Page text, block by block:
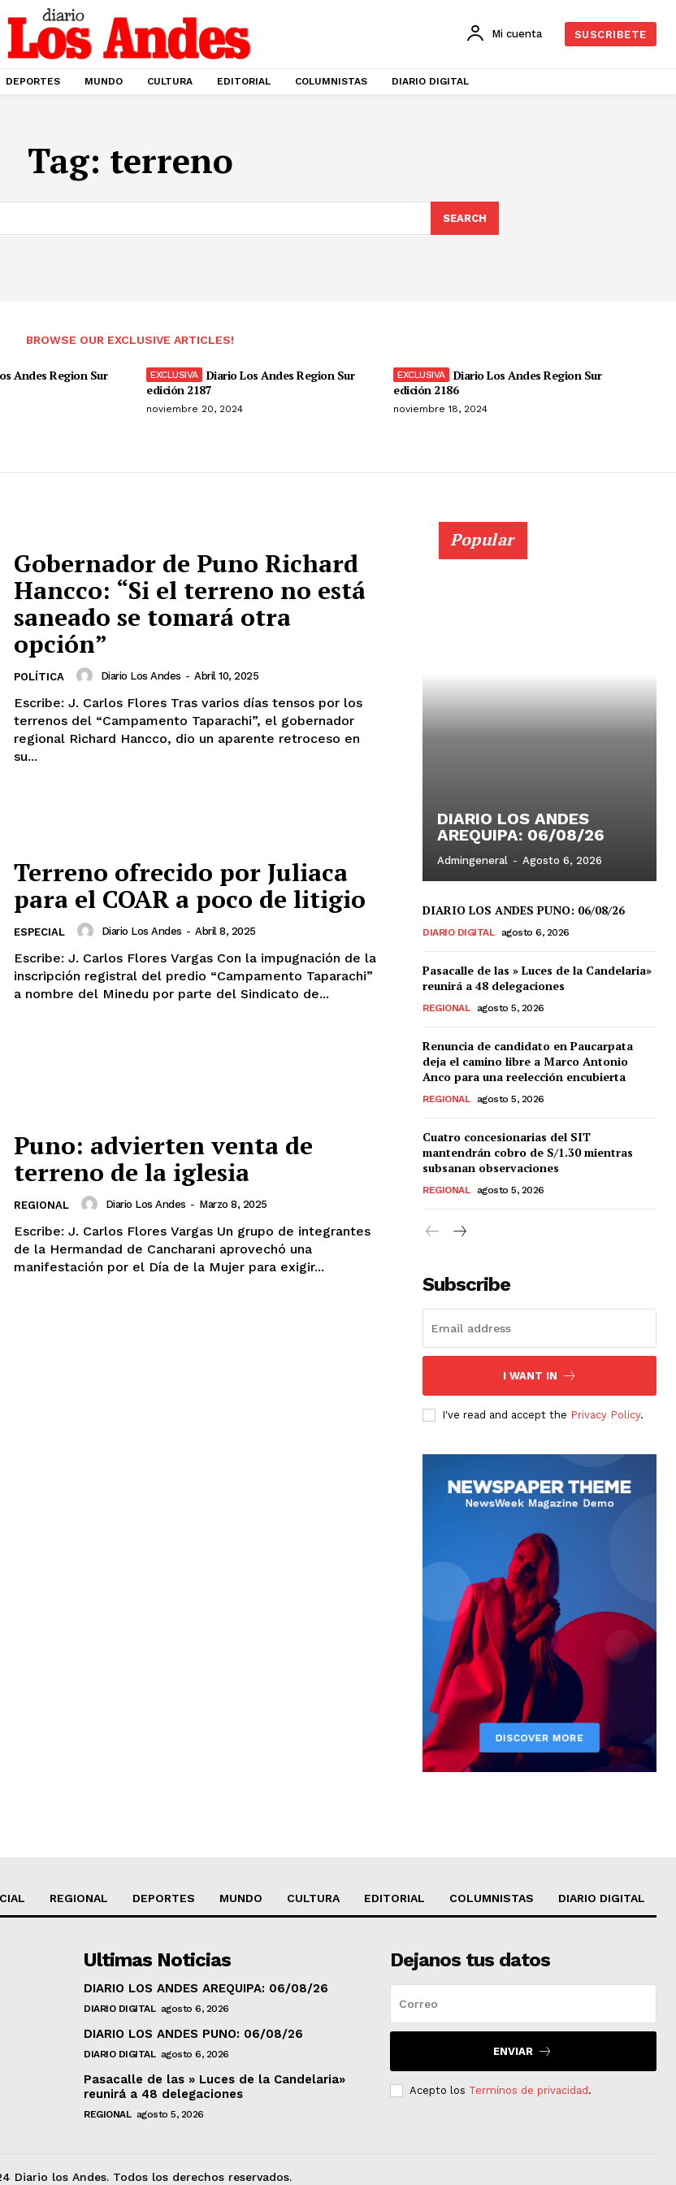
Nosotros
Contacto
Mi cuenta SUSCRIBETE
DEPORTES MUNDO CULTURA EDITORIAL COLUMNISTAS DIARIO DIGITAL
Tag: terreno
SEARCH
BROWSE OUR EXCLUSIVE ARTICLES!
Andes Region Sur
Diario Los Andes Region Sur
edición 2187
noviembre 20, 2024
Diario Los Andes Region Sur
edición 2186
noviembre 18, 2024
Gobernador de Puno Richard
Hancco: “Si el terreno no está
saneado se tomará otra
opción”
POLÍTICA Diario Los Andes - Abril 10, 2025
Escribe: J. Carlos Flores Tras varios días tensos por los
terrenos del “Campamento Taparachi”, el gobernador
regional Richard Hancco, dio un aparente retroceso en
su...
Terreno ofrecido por Juliaca
para el COAR a poco de litigio
ESPECIAL Diario Los Andes - Abril 8, 2025
Escribe: J. Carlos Flores Vargas Con la impugnación de la
inscripción registral del predio “Campamento Taparachi”
a nombre del Minedu por parte del Sindicato de...
Puno: advierten venta de
terreno de la iglesia
REGIONAL Diario Los Andes - Marzo 8, 2025
Escribe: J. Carlos Flores Vargas Un grupo de integrantes
de la Hermandad de Cancharani aprovechó una
manifestación por el Día de la Mujer para exigir...
Popular
DIARIO LOS ANDES
AREQUIPA: 06/08/26
Admingeneral - Agosto 6, 2026
DIARIO LOS ANDES PUNO: 06/08/26
DIARIO DIGITAL agosto 6, 2026
Pasacalle de las » Luces de la Candelaria»
reunirá a 48 delegaciones
REGIONAL agosto 5, 2026
Renuncia de candidato en Paucarpata
deja el camino libre a Marco Antonio
Anco para una reelección encubierta
REGIONAL agosto 5, 2026
Cuatro concesionarias del SIT
mantendrán cobro de S/1.30 mientras
subsanan observaciones
REGIONAL agosto 5, 2026
Subscribe
I WANT IN
I've read and accept the Privacy Policy.
REGIONAL DEPORTES MUNDO CULTURA EDITORIAL COLUMNISTAS DIARIO DIGITAL
Ultimas Noticias
DIARIO LOS ANDES AREQUIPA: 06/08/26
DIARIO DIGITAL agosto 6, 2026
DIARIO LOS ANDES PUNO: 06/08/26
DIARIO DIGITAL agosto 6, 2026
Pasacalle de las » Luces de la Candelaria»
reunirá a 48 delegaciones
REGIONAL agosto 5, 2026
Dejanos tus datos
ENVIAR
Acepto los Terminos de privacidad .
Diario los Andes. Todos los derechos reservados.